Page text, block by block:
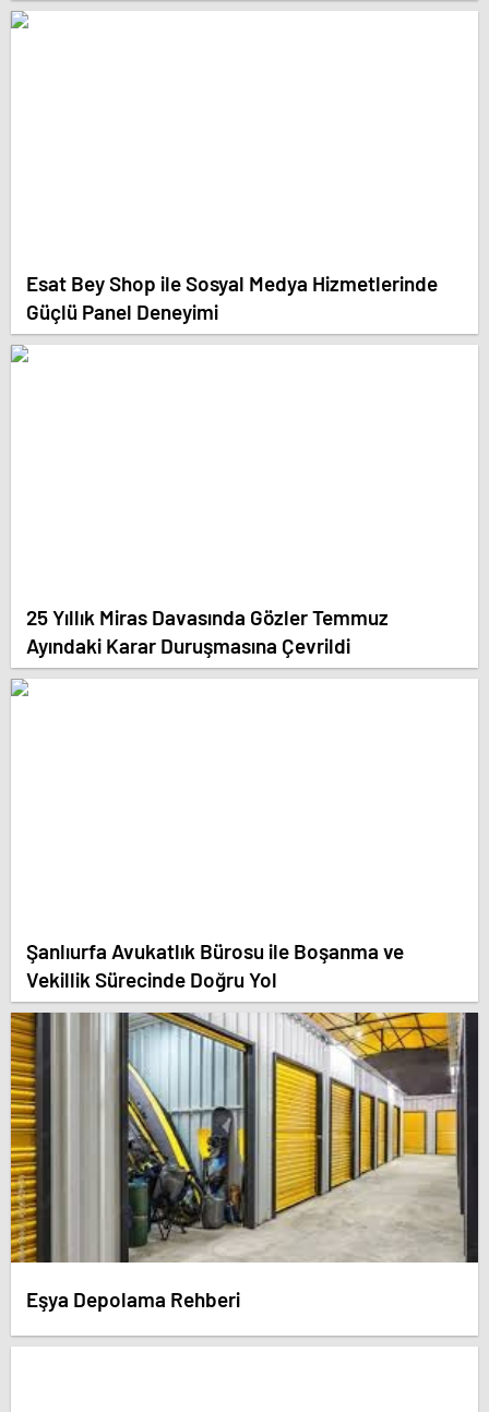
Esat Bey Shop ile Sosyal Medya Hizmetlerinde
Güçlü Panel Deneyimi
25 Yıllık Miras Davasında Gözler Temmuz
Ayındaki Karar Duruşmasına Çevrildi
Şanlıurfa Avukatlık Bürosu ile Boşanma ve
Vekillik Sürecinde Doğru Yol
Eşya Depolama Rehberi